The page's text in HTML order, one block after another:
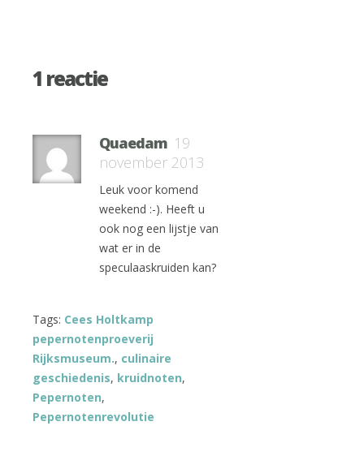
1 reactie
Quaedam 19
november 2013
Leuk voor komend
weekend :-). Heeft u
ook nog een lijstje van
wat er in de
speculaaskruiden kan?
Tags: Cees Holtkamp
pepernotenproeverij
Rijksmuseum., culinaire
geschiedenis, kruidnoten,
Pepernoten,
Pepernotenrevolutie